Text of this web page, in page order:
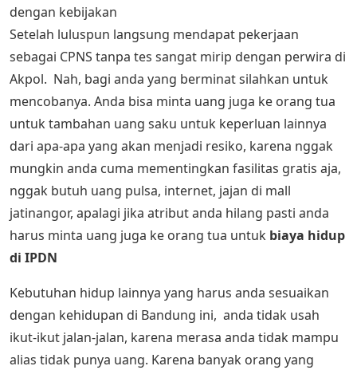
dengan kebijakan
Setelah luluspun langsung mendapat pekerjaan
sebagai CPNS tanpa tes sangat mirip dengan perwira di
Akpol. Nah, bagi anda yang berminat silahkan untuk
mencobanya. Anda bisa minta uang juga ke orang tua
untuk tambahan uang saku untuk keperluan lainnya
dari apa-apa yang akan menjadi resiko, karena nggak
mungkin anda cuma mementingkan fasilitas gratis aja,
nggak butuh uang pulsa, internet, jajan di mall
jatinangor, apalagi jika atribut anda hilang pasti anda
harus minta uang juga ke orang tua untuk biaya hidup
di IPDN
Kebutuhan hidup lainnya yang harus anda sesuaikan
dengan kehidupan di Bandung ini, anda tidak usah
ikut-ikut jalan-jalan, karena merasa anda tidak mampu
alias tidak punya uang. Karena banyak orang yang